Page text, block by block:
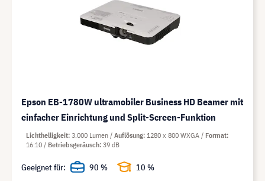
Epson EB-1780W ultramobiler Business HD Beamer mit
einfacher Einrichtung und Split-Screen-Funktion
Lichthelligkeit 3.000 Lumen Auflösung 1280 x 800 WXGA
Format
16:10
Betriebsgeräusch 39 dB
Geeignet für: 90 % 10 %